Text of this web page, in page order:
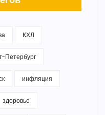
КХЛ
Петербург
инфляция
здоровье